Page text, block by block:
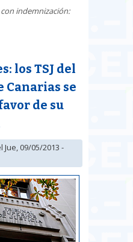
indemnización:
los TSJ del
Canarias se
de su
Jue, 09/05/2013 -